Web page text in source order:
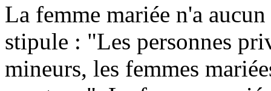
La femme mariée n'a
stipule : "Les personnes
mineurs, les femmes